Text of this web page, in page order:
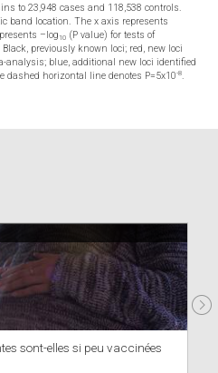
to 23,948 cases and 118,538 controls.
band location. The x axis represents
–log 10 (P value) for tests of
previously known loci; red, new loci
analysis; blue, additional new loci identified
horizontal line denotes P=5x10-8.
sont-elles si peu vaccinées